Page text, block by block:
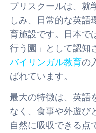
プリスクールは、就
しみ、日常的な英語
育施設です。日本で
行う園」として認知
バイリンガル教育の
ばれています。
最大の特徴は、英語
なく、食事や外遊び
自然に吸収できる点